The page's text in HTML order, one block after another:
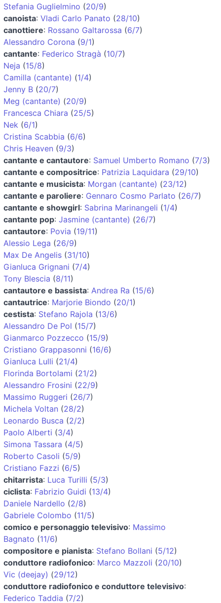
Stefania Guglielmino (20/9)
canoista: Vladi Carlo Panato (28/10)
canottiere: Rossano Galtarossa (6/7)
Alessandro Corona (9/1)
cantante: Federico Stragà (10/7)
Neja (15/8)
Camilla (cantante) (1/4)
Jenny B (20/7)
Meg (cantante) (20/9)
Francesca Chiara (25/5)
Nek (6/1)
Cristina Scabbia (6/6)
Chris Heaven (9/3)
cantante e cantautore: Samuel Umberto Romano (7/3)
cantante e compositrice: Patrizia Laquidara (29/10)
cantante e musicista: Morgan (cantante) (23/12)
cantante e paroliere: Gennaro Cosmo Parlato (26/7)
cantante e showgirl: Sabrina Marinangeli (1/4)
cantante pop: Jasmine (cantante) (26/7)
cantautore: Povia (19/11)
Alessio Lega (26/9)
Max De Angelis (31/10)
Gianluca Grignani (7/4)
Tony Blescia (8/11)
cantautore e bassista: Andrea Ra (15/6)
cantautrice: Marjorie Biondo (20/1)
cestista: Stefano Rajola (13/6)
Alessandro De Pol (15/7)
Gianmarco Pozzecco (15/9)
Cristiano Grappasonni (16/6)
Gianluca Lulli (21/4)
Florinda Bortolami (21/2)
Alessandro Frosini (22/9)
Massimo Ruggeri (26/7)
Michela Voltan (28/2)
Leonardo Busca (2/2)
Paolo Alberti (3/4)
Simona Tassara (4/5)
Roberto Casoli (5/9)
Cristiano Fazzi (6/5)
chitarrista: Luca Turilli (5/3)
ciclista: Fabrizio Guidi (13/4)
Daniele Nardello (2/8)
Gabriele Colombo (11/5)
comico e personaggio televisivo: Massimo
Bagnato (11/6)
compositore e pianista: Stefano Bollani (5/12)
conduttore radiofonico: Marco Mazzoli (20/10)
Vic (deejay) (29/12)
conduttore radiofonico e conduttore televisivo:
Federico Taddia (7/2)